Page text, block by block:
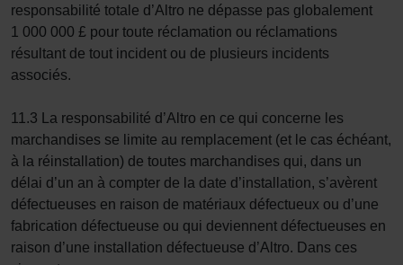
responsabilité totale d’Altro ne dépasse pas globalement
1 000 000 £ pour toute réclamation ou réclamations
résultant de tout incident ou de plusieurs incidents
associés.
11.3 La responsabilité d’Altro en ce qui concerne les
marchandises se limite au remplacement (et le cas échéant,
à la réinstallation) de toutes marchandises qui, dans un
délai d’un an à compter de la date d’installation, s’avèrent
défectueuses en raison de matériaux défectueux ou d’une
fabrication défectueuse ou qui deviennent défectueuses en
raison d’une installation défectueuse d’Altro. Dans ces